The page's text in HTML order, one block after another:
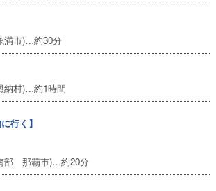
満市)…約30分
納村)…約1時間
行く】
部 那覇市)…約20分